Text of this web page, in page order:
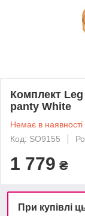
Комплект
panty White
Немає в наявності
Код: SO9155
1 779 ₴
При купівлі